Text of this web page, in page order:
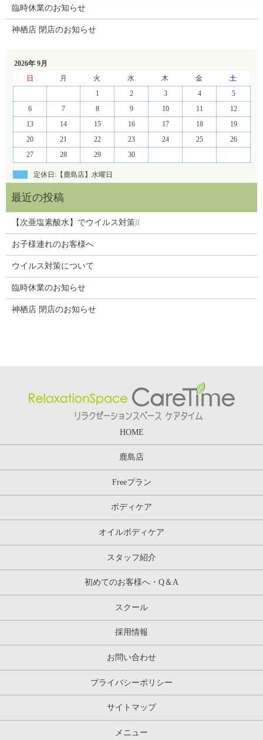
臨時休業のお知らせ
神栖店 閉店のお知らせ
2026年 9月
日
月 火 水 木 金
土
1
2 3 4
5
6
7 8 9 10 11
12
13
14 15 16 17 18
19
20
21 22 23 24 25
26
27
28 29 30
定休日:【鹿島店】水曜日
【次亜塩素酸水】でウイルス対策❕❕
お子様連れのお客様へ
ウイルス対策について
臨時休業のお知らせ
神栖店 閉店のお知らせ
HOME
鹿島店
Freeプラン
ボディケア
オイルボディケア
スタッフ紹介
初めてのお客様へ・Q＆A
スクール
採用情報
お問い合わせ
プライバシーポリシー
サイトマップ
メニュー